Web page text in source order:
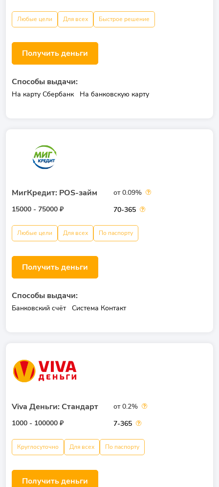
Любые цели Для всех Быстрое решение
Получить деньги
Способы выдачи:
На карту Сбербанк На банковскую карту
МигКредит: POS-займ
15000 - 75000 ₽
от 0.09%
70-365
Любые цели Для всех По паспорту
Получить деньги
Способы выдачи:
Банковский счёт Система Контакт
Viva Деньги: Стандарт
1000 - 100000 ₽
от 0.2%
7-365
Круглосуточно Для всех По паспорту
Получить деньги